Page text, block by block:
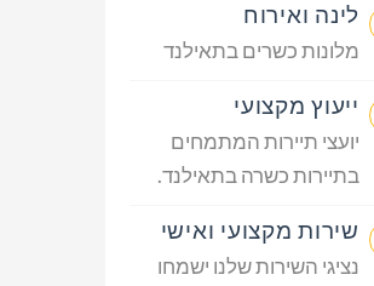
לינה ואירוח
מלונות כשרים בתאילנד
ייעוץ מקצועי
יועצי תיירות המתמחים
בתיירות כשרה בתאילנד.
שירות מקצועי ואישי
נציגי השירות שלנו ישמחו